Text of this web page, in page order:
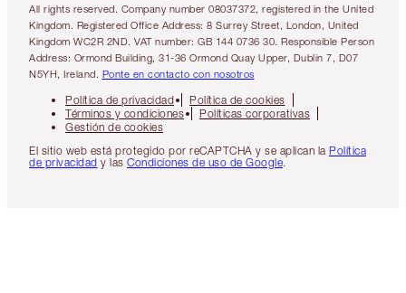
All rights reserved. Company number 08037372, registered in the United
Kingdom. Registered Office Address: 8 Surrey Street, London, United
Kingdom WC2R 2ND. VAT number: GB 144 0736 30. Responsible Person
Address: Ormond Building, 31-36 Ormond Quay Upper, Dublin 7, D07
N5YH, Ireland. Ponte en contacto con nosotros
Política de privacidad
Política de cookies
Términos y condiciones
Políticas corporativas
Gestión de cookies
El sitio web está protegido por reCAPTCHA y se aplican la Política
de privacidad y las Condiciones de uso de Google.